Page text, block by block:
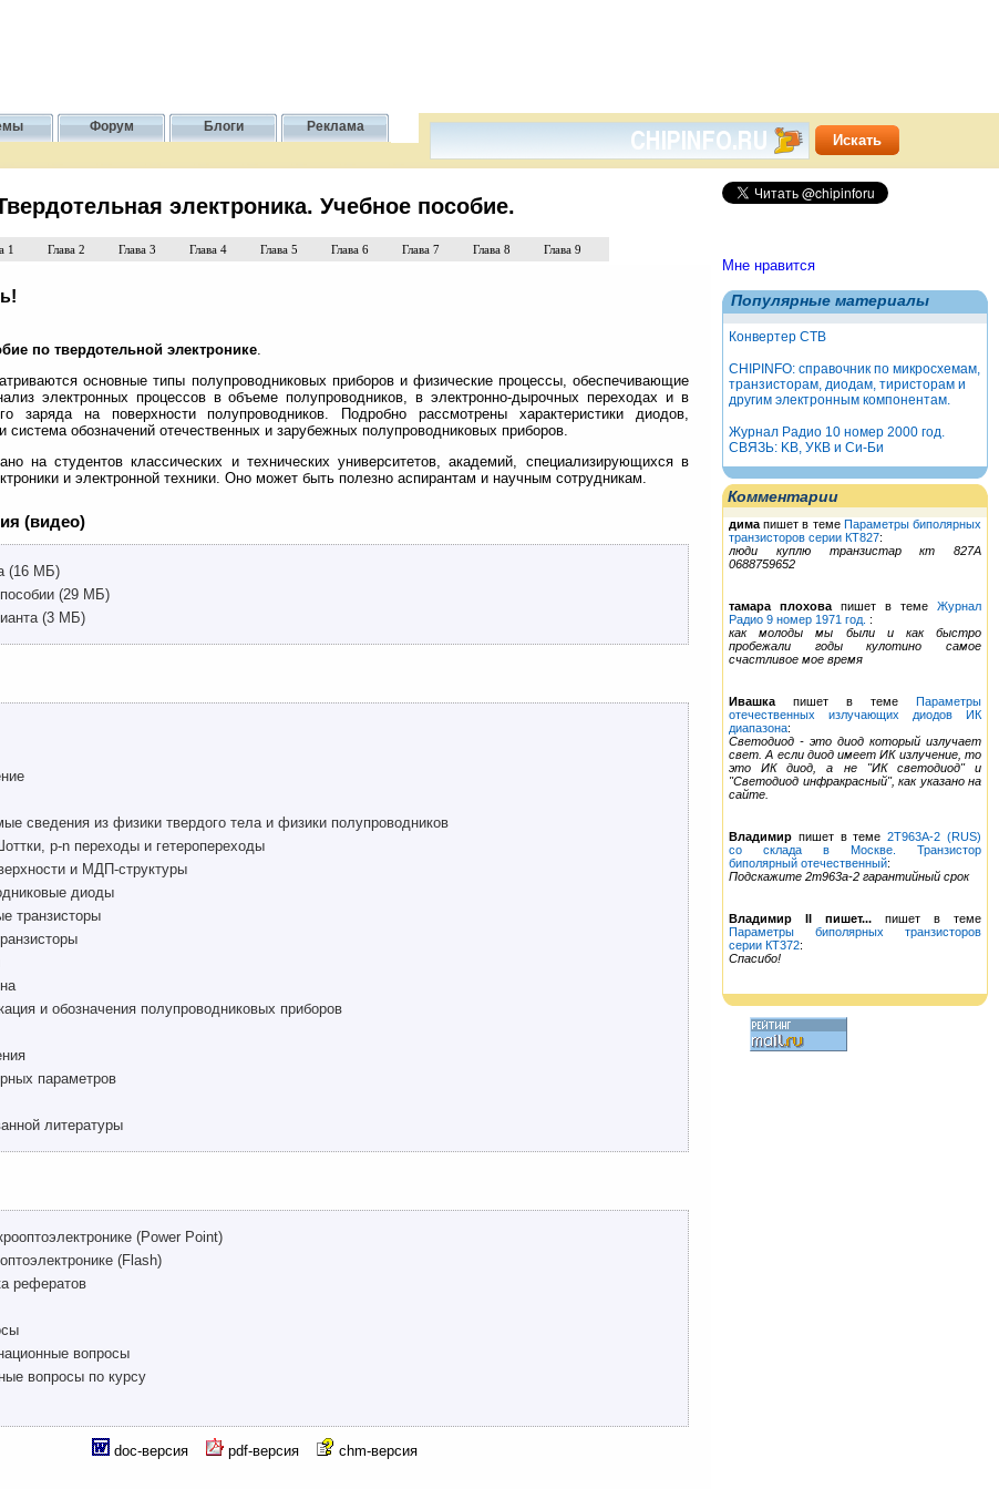
Форум Блоги Реклама
Мне нравится
Популярные материалы
Конвертер СТВ
CHIPINFO: справочник по микросхемам,
транзисторам, диодам, тиристорам и
другим электронным компонентам.
Журнал Радио 10 номер 2000 год.
СВЯЗЬ: KB, УКВ и Си-Би
Комментарии
дима пишет в теме Параметры биполярных
транзисторов серии КТ827:
люди куплю транзистар кт 827А
0688759652
тамара плохова пишет в теме Журнал
Радио 9 номер 1971 год. :
как молоды мы были и как быстро
пробежали годы кулотино самое
счастливое мое время
Ивашка пишет в теме Параметры
отечественных излучающих диодов ИК
диапазона:
Светодиод - это диод который излучает
свет. А если диод имеет ИК излучение, то
это ИК диод, а не "ИК светодиод" и
"Светодиод инфракрасный", как указано на
сайте.
Владимир пишет в теме2Т963А-2 (RUS)
со склада в Москве. Транзистор
биполярный отечественный:
Подскажите 2т963а-2 гарантийный срок
Владимир II пишет... пишет в теме
Параметры биполярных транзисторов
серии КТ372:
Спасибо!
электроника. Учебное пособие.
1 Глава 2 Глава 3 Глава 4 Глава 5 Глава 6 Глава 7 Глава 8 Глава 9
по твердотельной электронике
основные типы полупроводниковых приборов и физические процессы, обеспечивающие
электронных процессов в объеме полупроводников, в электронно-дырочных переходах и в
заряда на поверхности полупроводников. Подробно рассмотрены характеристики диодов,
система обозначений отечественных и зарубежных полупроводниковых приборов.
на студентов классических и технических университетов, академий, специализирующихся в
и электронной техники. Оно может быть полезно аспирантам и научным сотрудникам.
(видео)
(16 МБ)
(29 МБ)
(3 МБ)
сведения из физики твердого тела и физики полупроводников
р-n переходы и гетеропереходы
и МДП-структуры
диоды
транзисторы
и обозначения полупроводниковых приборов
параметров
литературы
(Power Point)
(Flash)
рефератов
вопросы
вопросы по курсу
doc-версия pdf-версия chm-версия